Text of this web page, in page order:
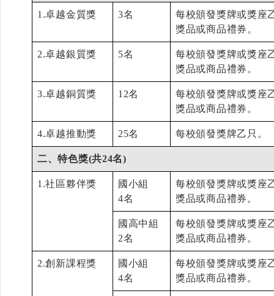
1.卓越金質獎 3名
每校頒發獎牌或獎座
獎品或商品禮券。
2.卓越銀質獎 5名
每校頒發獎牌或獎座
獎品或商品禮券。
3.卓越銅質獎 12名
每校頒發獎牌或獎座
獎品或商品禮券。
4.卓越推動獎 25名 每校頒發獎牌乙只。
二、特色獎(共24名)
1.社區夥伴獎
國小組
4名
每校頒發獎牌或獎座
獎品或商品禮券。
國高中組
2名
每校頒發獎牌或獎座
獎品或商品禮券。
2.創新課程獎
國小組
4名
每校頒發獎牌或獎座
獎品或商品禮券。